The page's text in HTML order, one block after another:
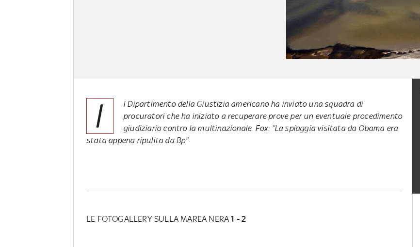
I
l Dipartimento della Giustizia americano ha inviato una squadra di
procuratori che ha iniziato a recuperare prove per un eventuale procedimento
giudiziario contro la multinazionale. Fox: “La spiaggia visitata da Obama era
stata appena ripulita da Bp"
LE FOTOGALLERY SULLA MAREA NERA1 - 2